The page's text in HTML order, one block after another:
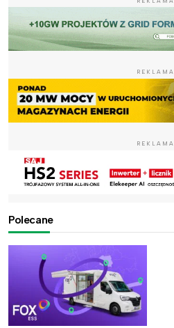
REKLAMA
REKLAMA
Polecane